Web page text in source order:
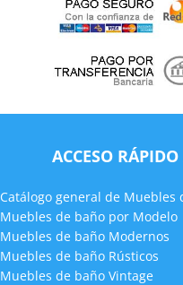
ACCESO
Catálogo general de Muebles
Muebles de baño por Modelo
Muebles de baño Modernos
Muebles de baño Rústicos
Muebles de baño Vintage